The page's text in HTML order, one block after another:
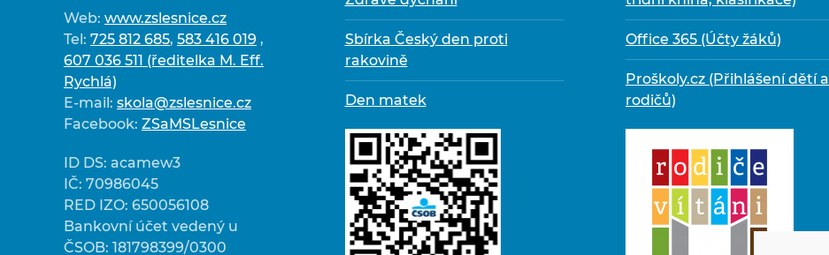
Web: www.zslesnice.cz
Tel: 725 812 685, 583 416 019 ,
607 036 511 (ředitelka M. Eff.
Rychlá)
E-mail: skola@zslesnice.cz
Facebook: ZSaMSLesnice
ID DS: acamew3
IČ: 70986045
RED IZO: 650056108
Bankovní účet vedený u
ČSOB: 181798399/0300
Sbírka Český den proti
rakovině
Den matek
Office 365 (Účty žáků)
Proškoly.cz (Přihlášení dětí a
rodičů)